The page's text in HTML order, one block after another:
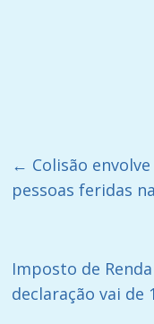
← Colisão
pessoas feridas
Imposto de
declaração vai de